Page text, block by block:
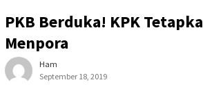
PKB Berduka! KPK
Menpora
Ham
September 18, 2019